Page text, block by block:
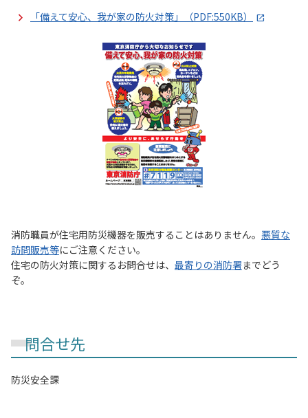
「備えて安心、我が家の防火対策」（PDF:550KB）
消防職員が住宅用防災機器を販売することはありません。 悪質な
訪問販売等にご注意ください。
住宅の防火対策に関するお問合せは、 最寄りの消防署までどう
ぞ。
問合せ先
防災安全課